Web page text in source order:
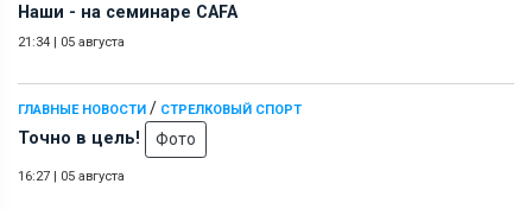
Наши - на семинаре СAFA
21:34 | 05 августа
ГЛАВНЫЕ НОВОСТИ / СТРЕЛКОВЫЙ СПОРТ
Точно в цель! Фото
16:27 | 05 августа